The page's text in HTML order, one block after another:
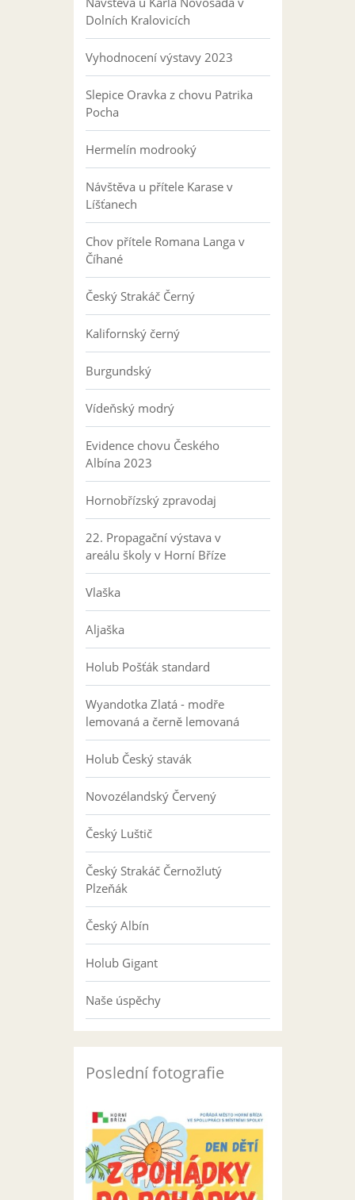
Dolních Kralovicích
Vyhodnocení výstavy 2023
Slepice Oravka z chovu Patrika
Pocha
Hermelín modrooký
Návštěva u přítele Karase v
Líšťanech
Chov přítele Romana Langa v
Číhané
Český Strakáč Černý
Kalifornský černý
Burgundský
Vídeňský modrý
Evidence chovu Českého
Albína 2023
Hornobřízský zpravodaj
22. Propagační výstava v
areálu školy v Horní Bříze
Vlaška
Aljaška
Holub Pošťák standard
Wyandotka Zlatá - modře
lemovaná a černě lemovaná
Holub Český stavák
Novozélandský Červený
Český Luštič
Český Strakáč Černožlutý
Plzeňák
Český Albín
Holub Gigant
Naše úspěchy
Poslední fotografie